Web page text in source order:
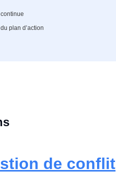
plan d’action
de conflit